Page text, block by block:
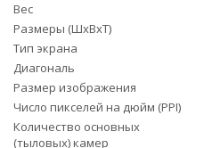
Вес
Размеры (ШxВxТ)
Тип экрана
Диагональ
Размер изображения
Число пикселей на дюйм (PPI)
Количество основных
(тыловых) камер